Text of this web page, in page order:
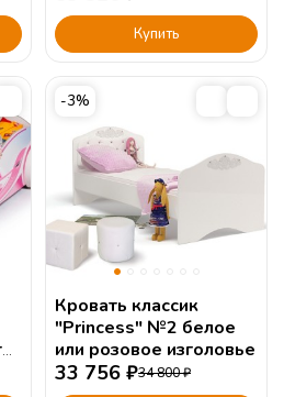
Купить
-3%
Кровать классик
"Princess" №2 белое
или розовое изголовье
33 756 ₽34 800₽